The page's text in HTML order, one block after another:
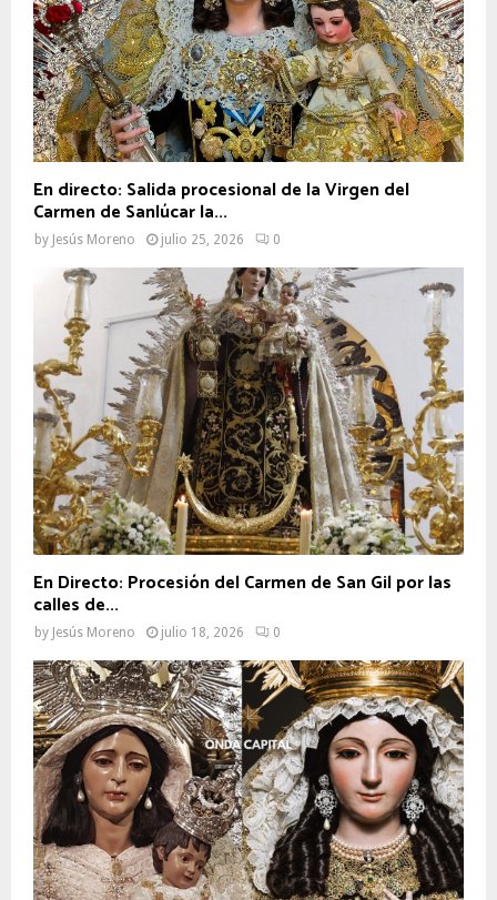
En directo: Salida procesional de la Virgen del
Carmen de Sanlúcar la...
by Jesús Moreno julio 25, 2026 0
En Directo: Procesión del Carmen de San Gil por las
calles de...
by Jesús Moreno julio 18, 2026 0